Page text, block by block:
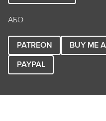
АБО
PATREON BUY ME
PAYPAL